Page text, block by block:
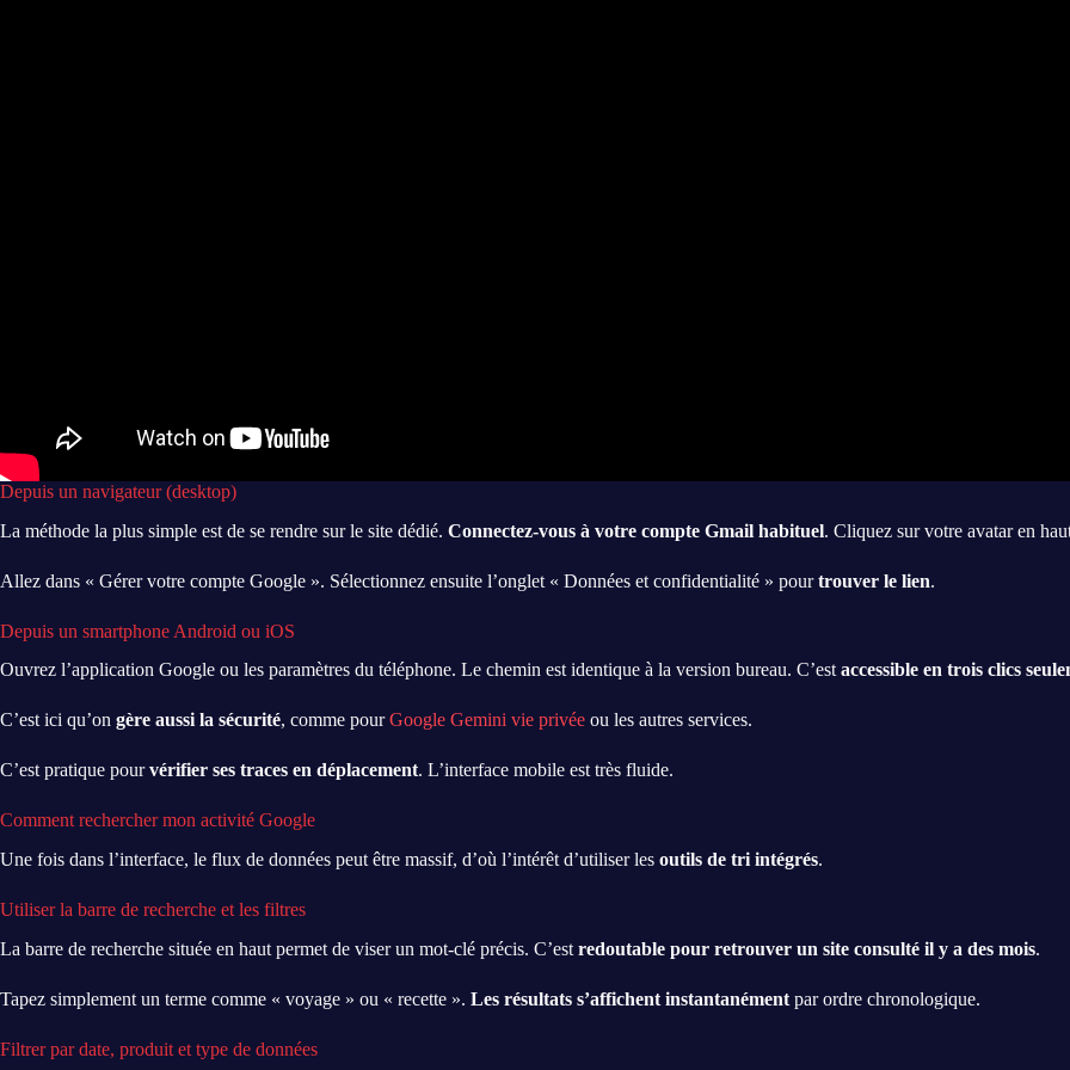
Depuis un navigateur (desktop)
La méthode la plus simple est de se rendre sur le site dédié. Connectez-vous à votre compte Gmail habituel. Cliquez sur votre avatar en
Allez dans « Gérer votre compte Google ». Sélectionnez ensuite l’onglet « Données et confidentialité » pourtrouver le lien.
Depuis un smartphone Android ou iOS
Ouvrez l’application Google ou les paramètres du téléphone. Le chemin est identique à la version bureau. C’est accessible en trois clics
C’est ici qu’on gère aussi la sécurité, comme pourGoogle Gemini vie privée ou les autres services.
C’est pratique pourvérifier ses traces en déplacement. L’interface mobile est très fluide.
Comment rechercher mon activité Google
Une fois dans l’interface, le flux de données peut être massif, d’où l’intérêt d’utiliser les outils de tri intégrés.
Utiliser la barre de recherche et les filtres
La barre de recherche située en haut permet de viser un mot-clé précis. C’est redoutable pour retrouver un site consulté il y a des mois.
Tapez simplement un terme comme « voyage » ou « recette ». Les résultats s’affichent instantanément par ordre chronologique.
Filtrer par date, produit et type de données